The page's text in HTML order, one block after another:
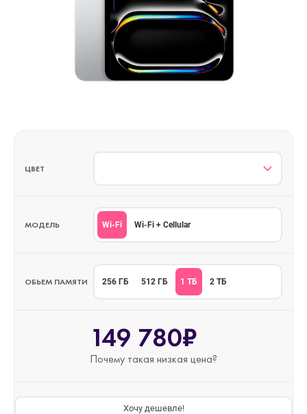
ЦВЕТ
МОДЕЛЬ Wi-Fi Wi-Fi + Cellular
ОБЬЕМ ПАМЯТИ 256 ГБ 512 ГБ 1 ТБ 2 ТБ
149 780₽
Почему такая низкая цена?
Хочу дешевле!